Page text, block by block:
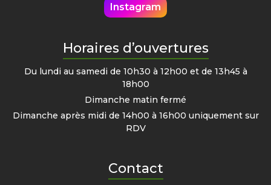
Instagram
Horaires d’ouvertures
Du lundi au samedi de 10h30 à 12h00 et de 13h45 à
18h00
Dimanche matin fermé
Dimanche après midi de 14h00 à 16h00 uniquement sur
RDV
Contact